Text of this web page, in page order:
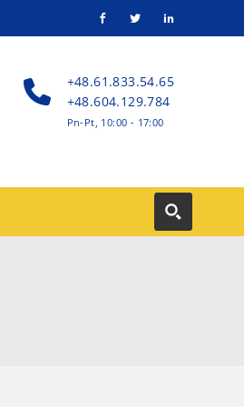
+48.61.833.54.65
+48.604.129.784
Pn-Pt, 10:00 - 17:00